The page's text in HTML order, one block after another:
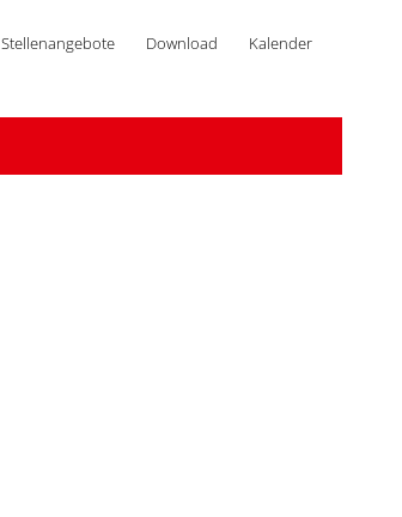
Stellenangebote Download Kalender